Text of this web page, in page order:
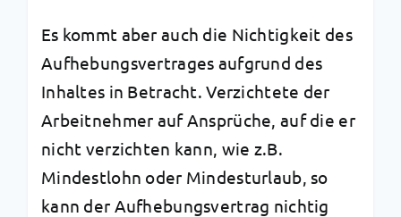
Es kommt aber auch die Nichtigkeit des
Aufhebungsvertrages aufgrund des
Inhaltes in Betracht. Verzichtete der
Arbeitnehmer auf Ansprüche, auf die er
nicht verzichten kann, wie z.B.
Mindestlohn oder Mindesturlaub, so
kann der Aufhebungsvertrag nichtig